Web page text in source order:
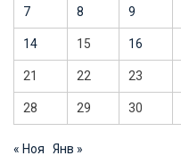
7 8 9
14 15 16
21 22 23
28 29 30
« Ноя Янв »